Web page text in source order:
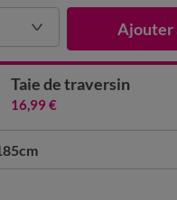
Ajouter
Taie de traversin
16,99 €